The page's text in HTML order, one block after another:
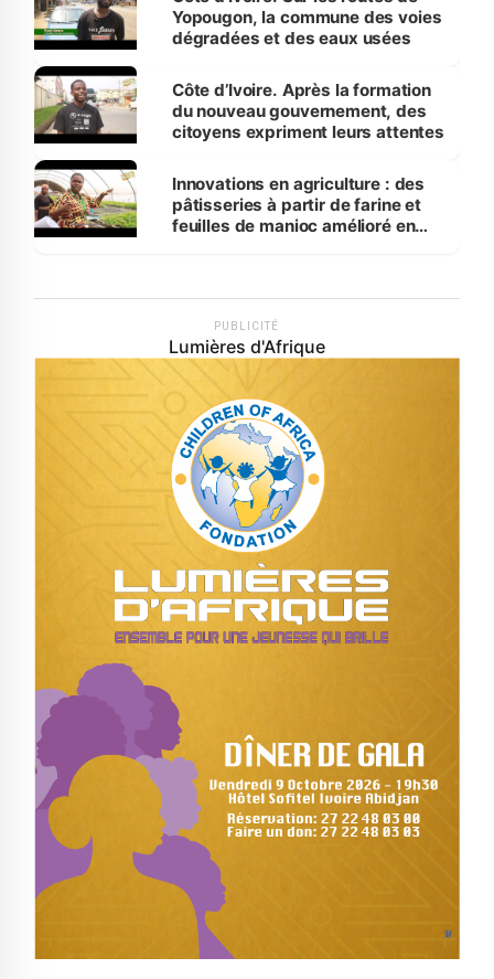
Yopougon, la commune des voies
dégradées et des eaux usées
Côte d’Ivoire. Après la formation
du nouveau gouvernement, des
citoyens expriment leurs attentes
Innovations en agriculture : des
pâtisseries à partir de farine et
feuilles de manioc amélioré en
PUBLICITÉ
Lumières d'Afrique